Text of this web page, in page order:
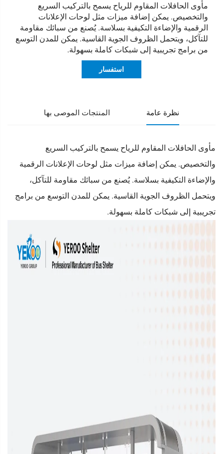
مأوى الحافلات المقاوم للرياح يسمح بالتركيب السريع
والتخصيص. يمكن إضافة ميزات مثل لوحات الإعلانات
الرقمية والإضاءة التكيفية بسلاسة. يُصنع من سبائك مقاومة
للتآكل، ويتحمل الظروف الجوية القاسية. يمكن للمدن التوسع
من برامج تجريبية إلى شبكات كاملة بسهولة.
استفسار
نظرة عامة المنتجات الموصى بها
مأوى الحافلات المقاوم للرياح يسمح بالتركيب السريع
والتخصيص. يمكن إضافة ميزات مثل لوحات الإعلانات الرقمية
والإضاءة التكيفية بسلاسة. يُصنع من سبائك مقاومة للتآكل،
ويتحمل الظروف الجوية القاسية. يمكن للمدن التوسع من برامج
تجريبية إلى شبكات كاملة بسهولة.